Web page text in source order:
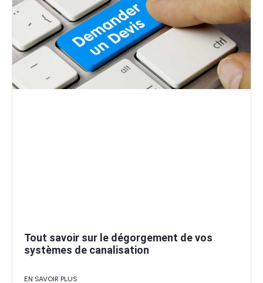
Tout savoir sur le dégorgement de vos
systèmes de canalisation
EN SAVOIR PLUS